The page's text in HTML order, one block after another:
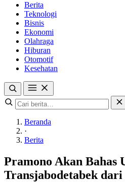
Berita
Teknologi
Bisnis
Ekonomi
Olahraga
Hiburan
Otomotif
Kesehatan
Beranda
·
Berita
Pramono Akan Bahas
Transjabodetabek